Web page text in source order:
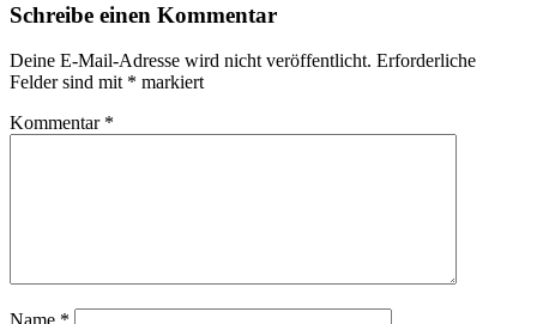
Schreibe einen Kommentar
Deine E-Mail-Adresse wird nicht veröffentlicht. Erforderliche
Felder sind mit * markiert
Kommentar *